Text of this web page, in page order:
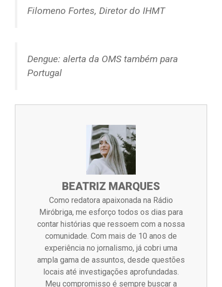
Filomeno Fortes, Diretor do IHMT
Dengue: alerta da OMS também para
Portugal
BEATRIZ MARQUES
Como redatora apaixonada na Rádio
Miróbriga, me esforço todos os dias para
contar histórias que ressoem com a nossa
comunidade. Com mais de 10 anos de
experiência no jornalismo, já cobri uma
ampla gama de assuntos, desde questões
locais até investigações aprofundadas.
Meu compromisso é sempre buscar a